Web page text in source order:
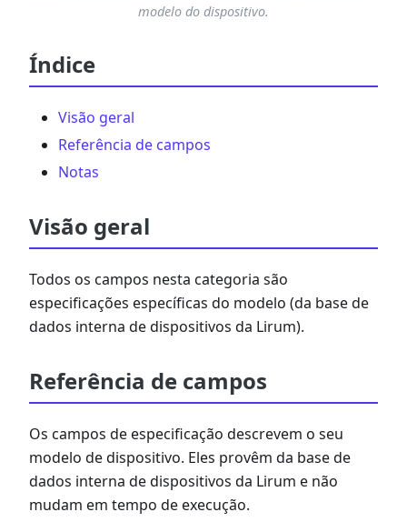
modelo do dispositivo.
Índice
Visão geral
Referência de campos
Notas
Visão geral
Todos os campos nesta categoria são
especificações específicas do modelo (da base de
dados interna de dispositivos da Lirum).
Referência de campos
Os campos de especificação descrevem o seu
modelo de dispositivo. Eles provêm da base de
dados interna de dispositivos da Lirum e não
mudam em tempo de execução.